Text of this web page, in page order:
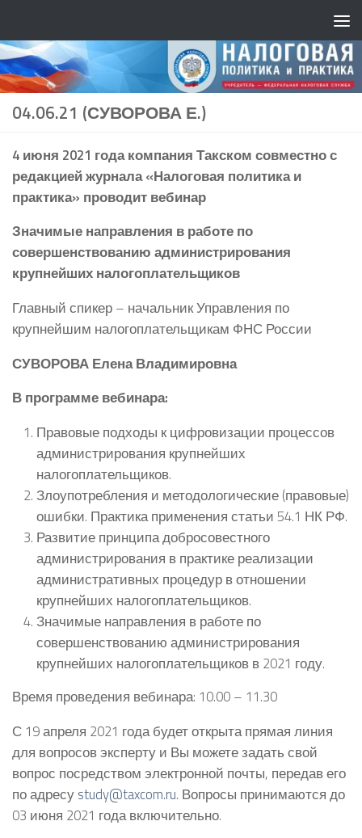
04.06.21 (СУВОРОВА Е.)
4 июня 2021 года компания Такском совместно с
редакцией журнала «Налоговая политика и
практика» проводит вебинар
Значимые направления в работе по
совершенствованию администрирования
крупнейших налогоплательщиков
Главный спикер – начальник Управления по
крупнейшим налогоплательщикам ФНС России
СУВОРОВА Елена Владимировна
В программе вебинара:
Правовые подходы к цифровизации процессов
администрирования крупнейших
налогоплательщиков.
Злоупотребления и методологические (правовые)
ошибки. Практика применения статьи 54.1 НК РФ.
Развитие принципа добросовестного
администрирования в практике реализации
административных процедур в отношении
крупнейших налогоплательщиков.
Значимые направления в работе по
совершенствованию администрирования
крупнейших налогоплательщиков в 2021 году.
Время проведения вебинара: 10.00 – 11.30
С 19 апреля 2021 года будет открыта прямая линия
для вопросов эксперту и Вы можете задать свой
вопрос посредством электронной почты, передав его
по адресу study@taxcom.ru. Вопросы принимаются до
03 июня 2021 года включительно.